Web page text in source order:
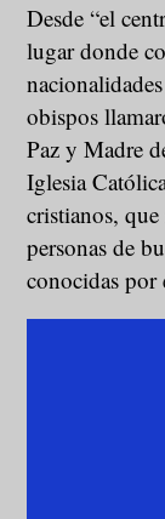
Desde “el
lugar donde
obispos
Paz y Madre
Iglesia
cristianos,
personas de
conocidas por